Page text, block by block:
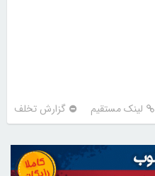
لینک مستقیم گزارش تخلف